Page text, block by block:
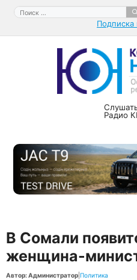
Перейти
содержимому
Поиск:
Подписка
Радио
В Сомали
женщина-
Автор: Администратор Политика